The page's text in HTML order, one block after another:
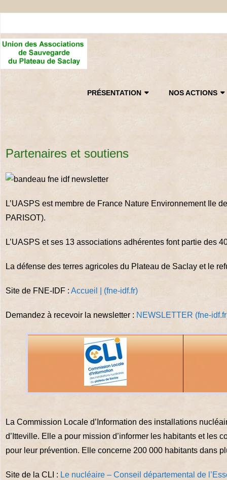
PRÉSENTATION NOS ACTIONS
Partenaires et soutiens
L’UASPS est membre de France Nature Environnement Ile
PARISOT).
L’UASPS et ses 13 associations adhérentes font partie des
La défense des terres agricoles du Plateau de Saclay et le
Site de FNE-IDF : Accueil | (fne-idf.fr)
Demandez à recevoir la newsletter : NEWSLETTER (fne-
La Commission Locale d’Information des installations
d’Itteville. Elle a pour mission d’informer les habitants et
pour leur prévention. Elle concerne 200 000 habitants dans
Site de la CLI : Le nucléaire – Conseil départemental de